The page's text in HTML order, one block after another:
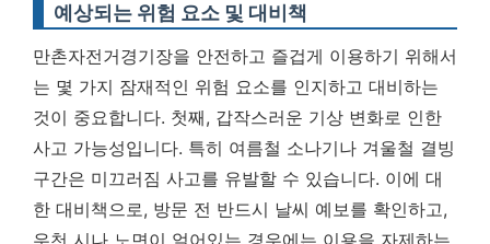
예상되는 위험 요소 및 대비책
만촌자전거경기장을 안전하고 즐겁게 이용하기 위해서
는 몇 가지 잠재적인 위험 요소를 인지하고 대비하는
것이 중요합니다. 첫째, 갑작스러운 기상 변화로 인한
사고 가능성입니다. 특히 여름철 소나기나 겨울철 결빙
구간은 미끄러짐 사고를 유발할 수 있습니다. 이에 대
한 대비책으로, 방문 전 반드시 날씨 예보를 확인하고,
우천 시나 노면이 얼어있는 경우에는 이용을 자제하는